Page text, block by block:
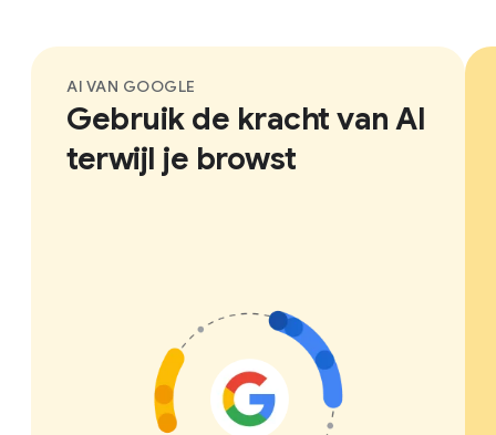
AI VAN GOOGLE
Gebruik de kracht van AI
terwijl je browst